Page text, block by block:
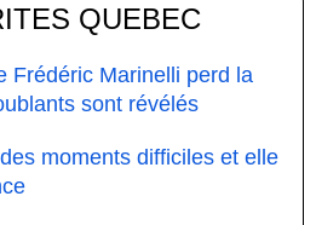
QUEBEC
Frédéric Marinelli perd la
sont révélés
moments difficiles et elle